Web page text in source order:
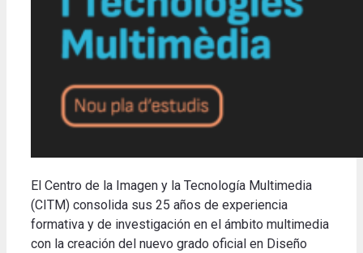
El Centro de la Imagen y la Tecnología Multimedia
(CITM) consolida sus 25 años de experiencia
formativa y de investigación en el ámbito multimedia
con la creación del nuevo grado oficial en Diseño